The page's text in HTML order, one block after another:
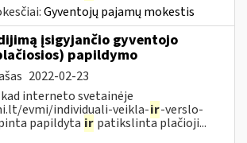
Gyventojų pajamų mokestis
įsigyjančio gyventojo
papildymo
2022-02-23
interneto svetainėje
evmi/individuali-veikla-ir-verslo-
papildyta ir patikslinta plačioji...